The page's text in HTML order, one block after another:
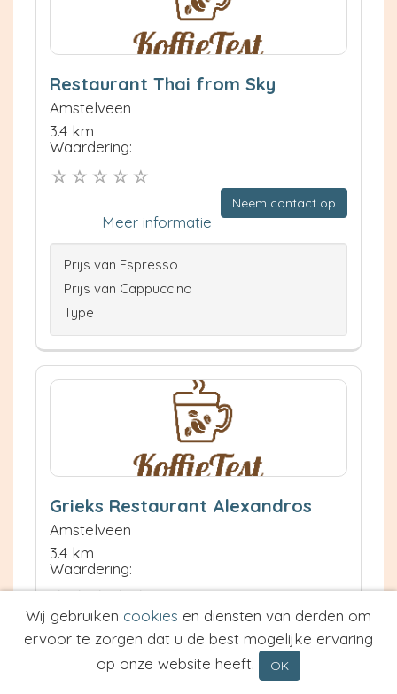
Restaurant Thai from Sky
Amstelveen
3.4 km
Waardering:
Neem contact op
Meer informatie
Prijs van Espresso
Prijs van Cappuccino
Type
Grieks Restaurant Alexandros
Amstelveen
3.4 km
Waardering:
Neem contact op
Meer informatie
Wij gebruiken cookies en diensten van derden om
ervoor te zorgen dat u de best mogelijke ervaring
op onze website heeft.
OK